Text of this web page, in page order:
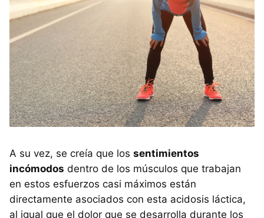
A su vez, se creía que los sentimientos
incómodos dentro de los músculos que trabajan
en estos esfuerzos casi máximos están
directamente asociados con esta acidosis láctica,
al igual que el dolor que se desarrolla durante los